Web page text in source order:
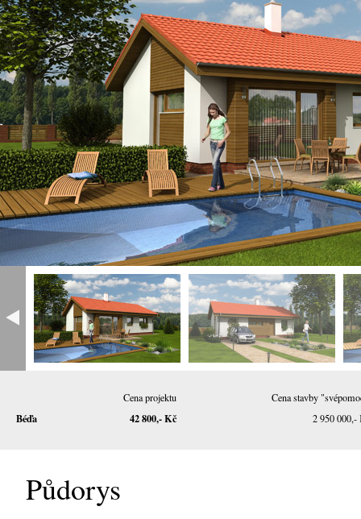
Cena projektu Cena stavby
Béďa 42 800,- Kč 2 950 000,-
Půdorys